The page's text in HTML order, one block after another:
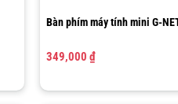
Bàn phím máy tính mini G-
349,000 ₫